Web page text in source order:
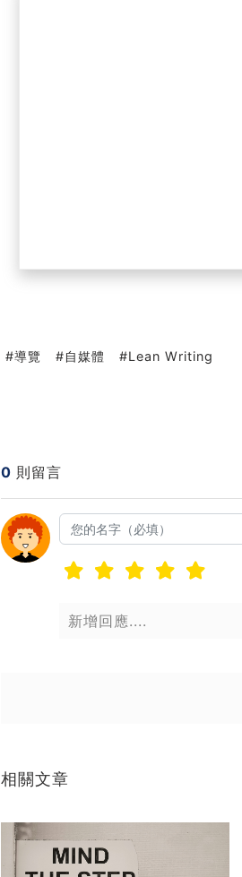
導覽 自媒體 Lean Writing
0 則留言
相關文章